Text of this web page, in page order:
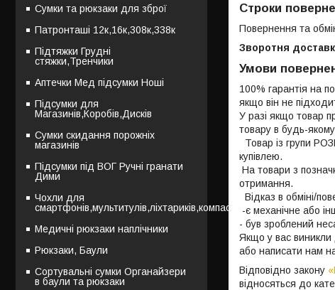
Строки
Повернення та
Зворотня
Умови
100% гарантія на
якщо він не
У разі якщо товар
товару в будь-
купівлею.
отримання.
- був зроблений
Якщо у вас виникли
або написати нам
Відповідно закону
відносяться до
Сумки та рюкзаки для зброї
Патронташі 12к,16к,308к,338к
Підтяжки Грудні
стяжки,Тренчики
Аптечки Мед підсумки Ноші
Підсумки для
Магазинів,Коробів,Дисків
Сумки скидання порожніх
магазинів
Підсумки під ВОГ Ручні гранати
Дими
Чохли для
смартфонів,мультитулів,ліхтариків,компасів
Медичні рюкзаки наплічники
Рюкзаки, Баули
Сортувальні сумки Органайзери
в баули та рюкзаки